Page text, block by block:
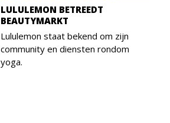
LULULEMON BETREEDT
BEAUTYMARKT
Lululemon staat bekend om zijn
community en diensten rondom
yoga.